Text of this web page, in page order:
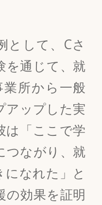
として、Cさ
を通じて、就
所から一般
アップした実
は「ここで学
つながり、就
なれた」と
の効果を証明